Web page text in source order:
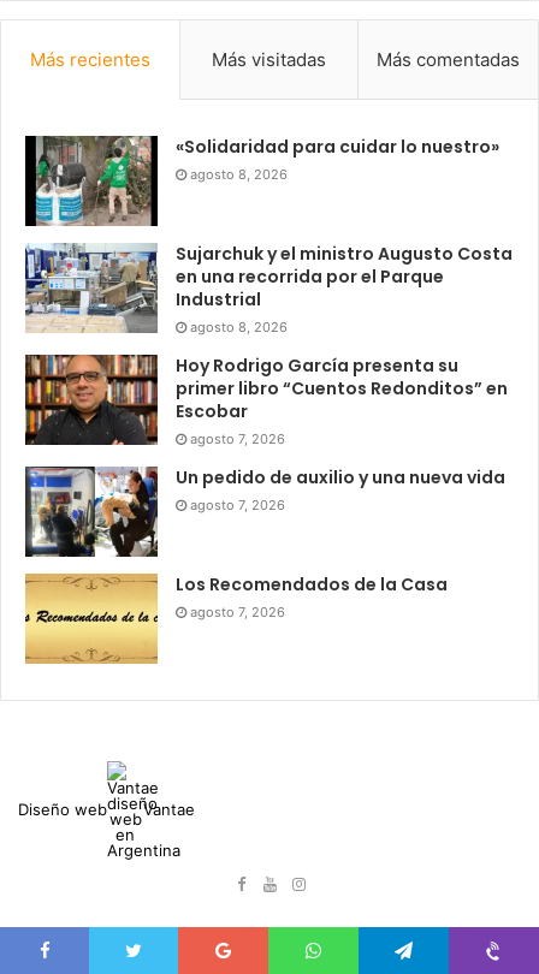
Más recientes Más visitadas Más comentadas
«Solidaridad para cuidar lo nuestro»
agosto 8, 2026
Sujarchuk y el ministro Augusto Costa
en una recorrida por el Parque
Industrial
agosto 8, 2026
Hoy Rodrigo García presenta su
primer libro “Cuentos Redonditos” en
Escobar
agosto 7, 2026
Un pedido de auxilio y una nueva vida
agosto 7, 2026
Los Recomendados de la Casa
agosto 7, 2026
Diseño web Vantae